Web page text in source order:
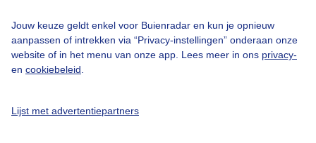
Jouw keuze geldt enkel voor Buienradar en kun je opnieuw
aanpassen of intrekken via “Privacy-instellingen” onderaan onze
website of in het menu van onze app. Lees meer in ons privacy-
en cookiebeleid
Lijst met advertentiepartners
Buienradar Team
Privacy beleid
Cookie beleid
Gratis weerdata